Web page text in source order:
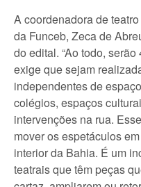
A coordenadora de
da Funceb, Zeca de
do edital. “Ao todo,
exige que sejam
independentes de
colégios, espaços
intervenções na rua.
mover os espetáculos
interior da Bahia. É um
teatrais que têm peças